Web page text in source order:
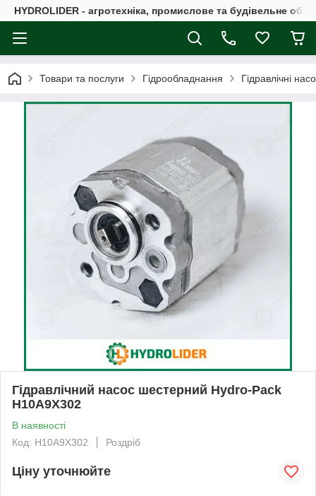
HYDROLIDER - агротехніка, промислове та будівельне
Товари та послуги Гідрообладнання Гідравлічні
Гідравлічний насос шестерний Hydro-Pack
H10A9X302
В наявності
Код: H10A9X302
Роздріб
Ціну уточнюйте